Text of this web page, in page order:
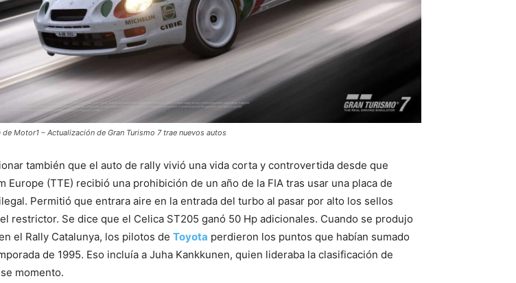
Motor1 – Actualización de Gran Turismo 7 trae nuevos autos
también que el auto de rally vivió una vida corta y controvertida desde que
Europe (TTE) recibió una prohibición de un año de la FIA tras usar una placa de
Permitió que entrara aire en la entrada del turbo al pasar por alto los sellos
restrictor. Se dice que el Celica ST205 ganó 50 Hp adicionales. Cuando se produjo
el Rally Catalunya, los pilotos de Toyota perdieron los puntos que habían sumado
de 1995. Eso incluía a Juha Kankkunen, quien lideraba la clasificación de
momento.